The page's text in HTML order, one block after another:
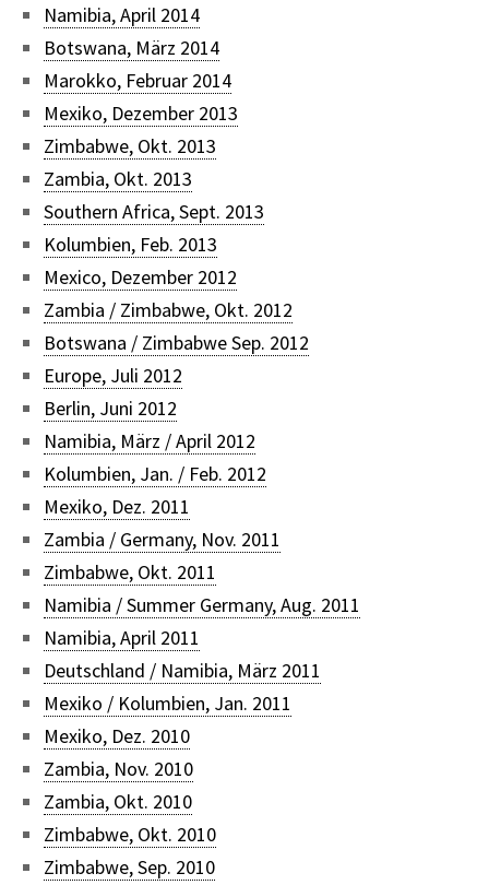
Namibia, April 2014
Botswana, März 2014
Marokko, Februar 2014
Mexiko, Dezember 2013
Zimbabwe, Okt. 2013
Zambia, Okt. 2013
Southern Africa, Sept. 2013
Kolumbien, Feb. 2013
Mexico, Dezember 2012
Zambia / Zimbabwe, Okt. 2012
Botswana / Zimbabwe Sep. 2012
Europe, Juli 2012
Berlin, Juni 2012
Namibia, März / April 2012
Kolumbien, Jan. / Feb. 2012
Mexiko, Dez. 2011
Zambia / Germany, Nov. 2011
Zimbabwe, Okt. 2011
Namibia / Summer Germany, Aug. 2011
Namibia, April 2011
Deutschland / Namibia, März 2011
Mexiko / Kolumbien, Jan. 2011
Mexiko, Dez. 2010
Zambia, Nov. 2010
Zambia, Okt. 2010
Zimbabwe, Okt. 2010
Zimbabwe, Sep. 2010